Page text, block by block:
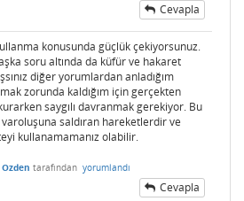
Cevapla
konusunda güçlük çekiyorsunuz.
soru altında da küfür ve hakaret
diğer yorumlardan anladığım
zorunda kaldığım için gerçekten
saygılı davranmak gerekiyor. Bu
saldıran hareketlerdir ve
kullanamamanız olabilir.
tarafından yorumlandı
Cevapla